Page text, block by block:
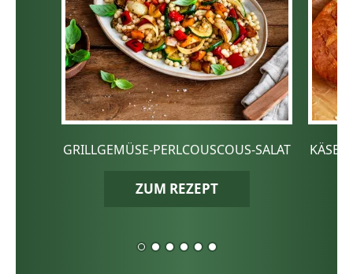
GRILLGEMÜSE-PERLCOUSCOUS-SALAT
ZUM REZEPT
KÄSE-